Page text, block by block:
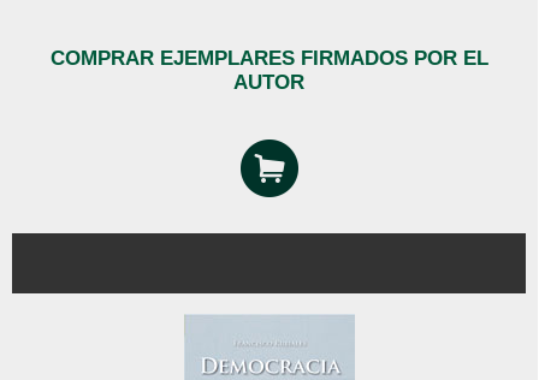
COMPRAR EJEMPLARES FIRMADOS POR EL
AUTOR